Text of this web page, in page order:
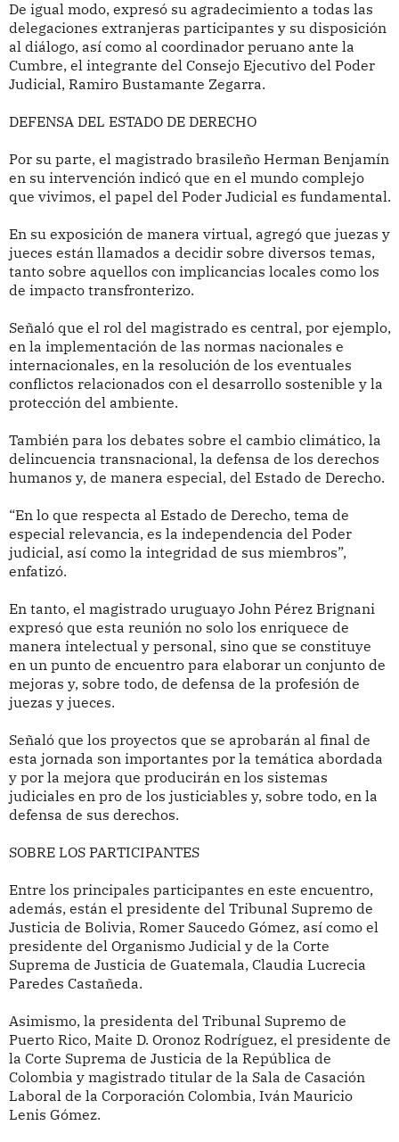
De igual modo, expresó su agradecimiento a todas las
delegaciones extranjeras participantes y su disposición
al diálogo, así como al coordinador peruano ante la
Cumbre, el integrante del Consejo Ejecutivo del Poder
Judicial, Ramiro Bustamante Zegarra.
DEFENSA DEL ESTADO DE DERECHO
Por su parte, el magistrado brasileño Herman Benjamín
en su intervención indicó que en el mundo complejo
que vivimos, el papel del Poder Judicial es fundamental.
En su exposición de manera virtual, agregó que juezas y
jueces están llamados a decidir sobre diversos temas,
tanto sobre aquellos con implicancias locales como los
de impacto transfronterizo.
Señaló que el rol del magistrado es central, por ejemplo,
en la implementación de las normas nacionales e
internacionales, en la resolución de los eventuales
conflictos relacionados con el desarrollo sostenible y la
protección del ambiente.
También para los debates sobre el cambio climático, la
delincuencia transnacional, la defensa de los derechos
humanos y, de manera especial, del Estado de Derecho.
“En lo que respecta al Estado de Derecho, tema de
especial relevancia, es la independencia del Poder
judicial, así como la integridad de sus miembros”,
enfatizó.
En tanto, el magistrado uruguayo John Pérez Brignani
expresó que esta reunión no solo los enriquece de
manera intelectual y personal, sino que se constituye
en un punto de encuentro para elaborar un conjunto de
mejoras y, sobre todo, de defensa de la profesión de
juezas y jueces.
Señaló que los proyectos que se aprobarán al final de
esta jornada son importantes por la temática abordada
y por la mejora que producirán en los sistemas
judiciales en pro de los justiciables y, sobre todo, en la
defensa de sus derechos.
SOBRE LOS PARTICIPANTES
Entre los principales participantes en este encuentro,
además, están el presidente del Tribunal Supremo de
Justicia de Bolivia, Romer Saucedo Gómez, así como el
presidente del Organismo Judicial y de la Corte
Suprema de Justicia de Guatemala, Claudia Lucrecia
Paredes Castañeda.
Asimismo, la presidenta del Tribunal Supremo de
Puerto Rico, Maite D. Oronoz Rodríguez, el presidente de
la Corte Suprema de Justicia de la República de
Colombia y magistrado titular de la Sala de Casación
Laboral de la Corporación Colombia, Iván Mauricio
Lenis Gómez.